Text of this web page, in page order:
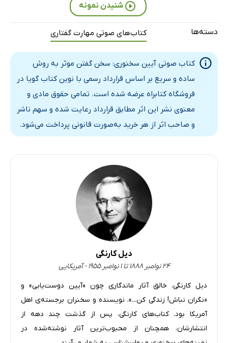
بخش چهارم: هنر ارتباط - فصل یازدهم: نحوه ارائه سخن
فصل دوازدهم: معرفی سخنران
36 دقیقه فصل سیزدهم: سخنرانی‌های طولانی مدت
فصل چهاردهم: به کار گرفتن آنچه در این کتاب یاد گرفته‌اید
شنیدن نمونه
دسته‌ها کتاب‌های صوتی مهارت گفتاری
کتاب صوتی آیین سخنوری: سخن گفتن موثر به روش
ساده و سریع بر اساس قرارداد رسمی با نوین کتاب گویا در
فروشگاه کتابراه عرضه شده است. تمامی حقوق مادی و
معنوی نشر این اثر مطابق قرارداد رعایت شده و سهم ناشر
و صاحب اثر از هر خرید به‌صورت قانونی پرداخت می‌شود.
دیل کارنگی
۲۴ نوامبر ۱۸۸۸ تا ۱ نوامبر ۱۹۵۵ - آمریکایی
دیل کارنگی، خالق آثار ماندگاری چون «آیین دوست‌یابی» و
«نگران نباش! زندگی کن...»، نویسنده و سخنران برجسته‌ی اهل
آمریکا بود. کتاب‌های کارنگی، پس از گذشت چند دهه از
انتشارشان، ‌همچنان از محبوب‌ترین آثار نوشته‌شده در